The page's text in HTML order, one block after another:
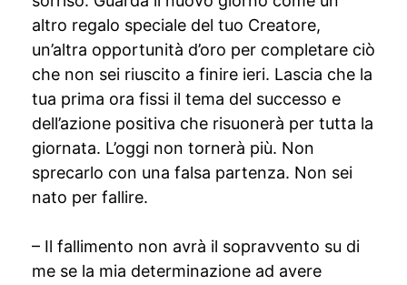
altro regalo speciale del tuo Creatore,
un’altra opportunità d’oro per completare ciò
che non sei riuscito a finire ieri. Lascia che la
tua prima ora fissi il tema del successo e
dell’azione positiva che risuonerà per tutta la
giornata. L’oggi non tornerà più. Non
sprecarlo con una falsa partenza. Non sei
nato per fallire.
– Il fallimento non avrà il sopravvento su di
me se la mia determinazione ad avere